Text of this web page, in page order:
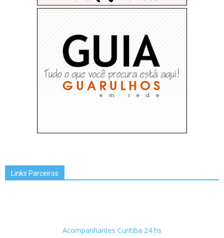
Links Parceiros
Acompanhantes Curitiba 24 hs